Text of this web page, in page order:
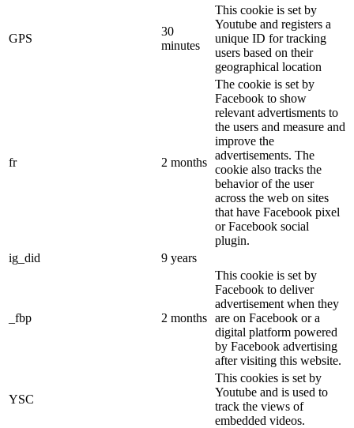
GPS
30
minutes
This cookie is set by
Youtube and registers a
unique ID for tracking
users based on their
geographical location
fr 2 months
The cookie is set by
Facebook to show
relevant advertisments to
the users and measure and
improve the
advertisements. The
cookie also tracks the
behavior of the user
across the web on sites
that have Facebook pixel
or Facebook social
plugin.
ig_did
9 years
_fbp 2 months
This cookie is set by
Facebook to deliver
advertisement when they
are on Facebook or a
digital platform powered
by Facebook advertising
after visiting this website.
YSC
This cookies is set by
Youtube and is used to
track the views of
embedded videos.